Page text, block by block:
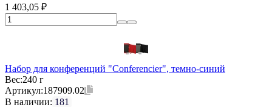
1 403,05 ₽
Набор для конференций "Conferencier", темно-синий
Вес:240 г
Артикул:187909.02
В наличии: 181